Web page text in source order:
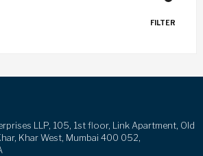
FILTER
LLP, 105, 1st floor, Link Apartment, Old
Khar West, Mumbai 400 052,